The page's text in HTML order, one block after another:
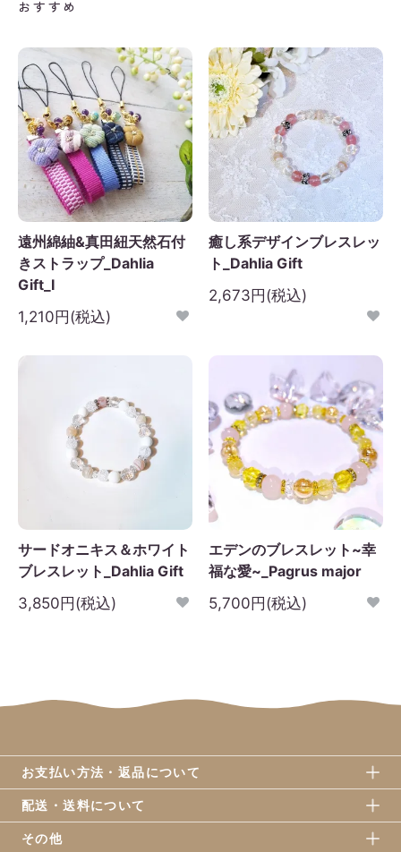
4 5
7 12
14 15 16 17 18
21 22 23 24 25
29 30
おすすめ
遠州綿紬&真田紐天然石付
きストラップ_Dahlia
Gift_I
1,210円(税込)
癒し系デザインブレスレッ
ト_Dahlia Gift
2,673円(税込)
サードオニキス＆ホワイト
ブレスレット_Dahlia Gift
3,850円(税込)
エデンのブレスレット~幸
福な愛~_Pagrus major
5,700円(税込)
お支払い方法・返品について
配送・送料について
その他